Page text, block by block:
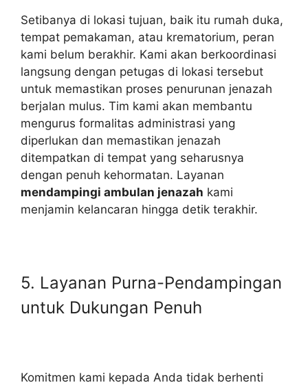
Setibanya di lokasi tujuan, baik itu rumah duka,
tempat pemakaman, atau krematorium, peran
kami belum berakhir. Kami akan berkoordinasi
langsung dengan petugas di lokasi tersebut
untuk memastikan proses penurunan jenazah
berjalan mulus. Tim kami akan membantu
mengurus formalitas administrasi yang
diperlukan dan memastikan jenazah
ditempatkan di tempat yang seharusnya
dengan penuh kehormatan. Layanan
mendampingi ambulan jenazah kami
menjamin kelancaran hingga detik terakhir.
5. Layanan Purna-Pendampingan
untuk Dukungan Penuh
Komitmen kami kepada Anda tidak berhenti